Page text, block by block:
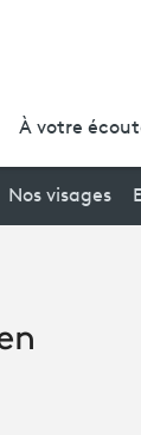
À votre
Nos visages